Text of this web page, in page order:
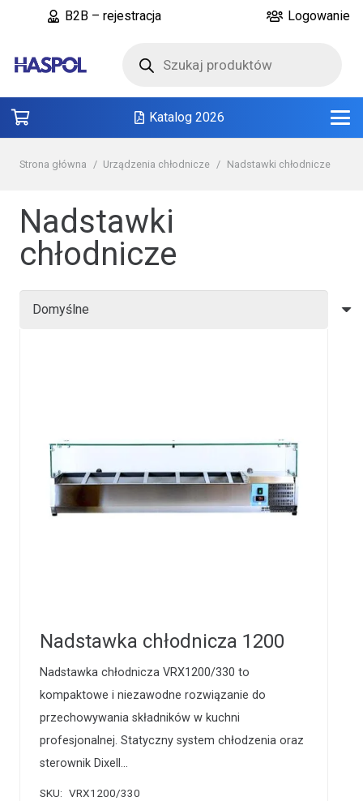
B2B – rejestracja Logowanie
produktów
Katalog 2026
Strona główna / Urządzenia chłodnicze / Nadstawki chłodnicze
Nadstawki
chłodnicze
Nadstawka chłodnicza 1200
Nadstawka chłodnicza VRX1200/330 to
kompaktowe i niezawodne rozwiązanie do
przechowywania składników w kuchni
profesjonalnej. Statyczny system chłodzenia oraz
sterownik Dixell…
SKU: VRX1200/330